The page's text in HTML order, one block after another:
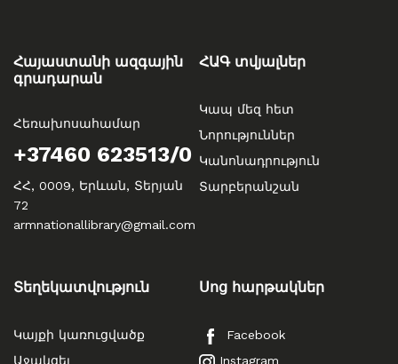
Հայաստանի ազգային
գրադարան
Հեռախոսահամար
+37460 623513/0
ՀՀ, 0009, Երևան, Տերյան
72
armnationallibrary@gmail.com
ՀԱԳ տվյալներ
Կապ մեզ հետ
Նորություններ
Կանոնադրություն
Տարբերանշան
Տեղեկատվություն
Կայքի կառուցվածք
Աջակցել
Սոց հարթակներ
Facebook
Instagram